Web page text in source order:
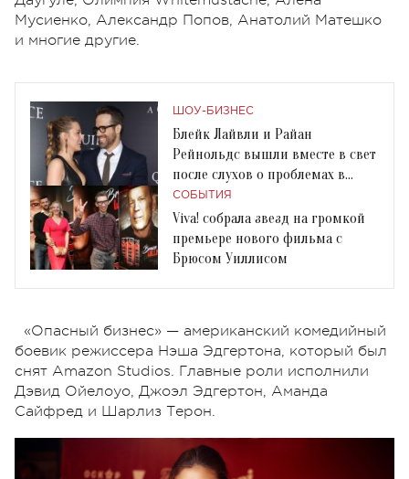
Мусиенко, Александр Попов, Анатолий Матешко
и многие другие.
ШОУ-БИЗНЕС
Блейк Лайвли и Райан
Рейнольдс вышли вместе в свет
после слухов о проблемах в
отношениях
СОБЫТИЯ
Viva! собрала звезд на громкой
премьере нового фильма с
Брюсом Уиллисом
«Опасный бизнес» — американский комедийный
боевик режиссера Нэша Эдгертона, который был
снят Amazon Studios. Главные роли исполнили
Дэвид Ойелоуо, Джоэл Эдгертон, Аманда
Сайфред и Шарлиз Терон.